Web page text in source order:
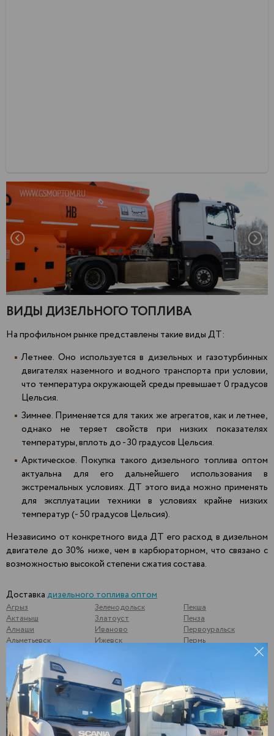
ВИДЫ ДИЗЕЛЬНОГО ТОПЛИВА
На профильном рынке представлены такие виды ДТ:
Летнее. Оно используется в дизельных и газотурбинных
двигателях наземного и водного транспорта при условии,
что температура окружающей среды превышает 0 градусов
Цельсия.
Зимнее. Применяется для таких же агрегатов, как и летнее,
однако не теряет свойств при низких показателях
температуры, вплоть до - 30 градусов Цельсия.
Арктическое. Покупка такого дизельного топлива оптом
актуальна для его дальнейшего использования в
экстремальных условиях. ДТ этого вида можно применять
для эксплуатации техники в условиях крайне низких
температур (- 50 градусов Цельсия).
Независимо от конкретного вида ДТ его расход в дизельном
двигателе до 30% ниже, чем в карбюраторном, что связано с
возможностью высокой степени сжатия состава.
Доставка дизельного топлива оптом
Агрыз
Актаныш
Алнаши
Альметьевск
Арзамас
Арск
Арти
Архангельск
Аша
Бавлы
Бакуры
Зеленодольск
Златоуст
Иваново
Ижевск
Калининск
Калуга
Камышлов
Катайск
Кемь
Киржач
Пекша
Пенза
Первоуральск
Пермь
Покачи
Полевской
Почеп
Починки
Псков